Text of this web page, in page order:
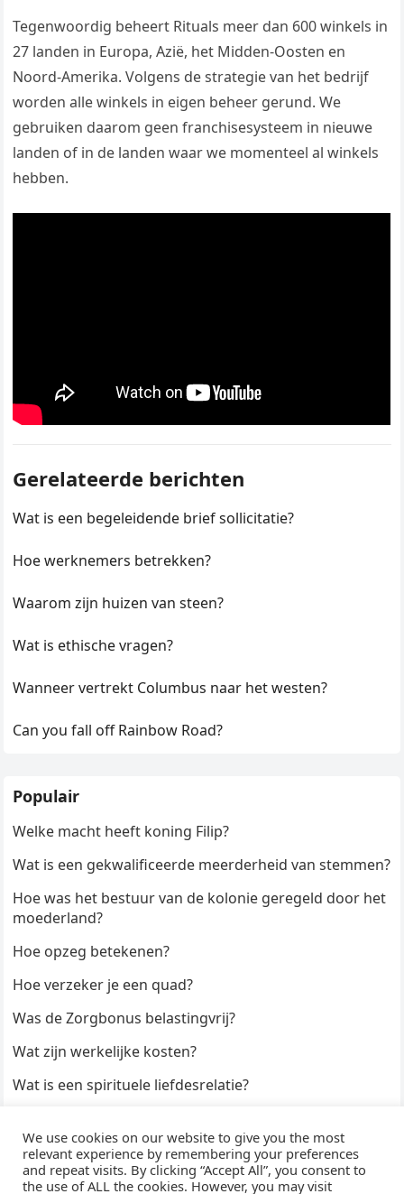
Tegenwoordig beheert Rituals meer dan 600 winkels in
27 landen in Europa, Azië, het Midden-Oosten en
Noord-Amerika. Volgens de strategie van het bedrijf
worden alle winkels in eigen beheer gerund. We
gebruiken daarom geen franchisesysteem in nieuwe
landen of in de landen waar we momenteel al winkels
hebben.
Gerelateerde berichten
Wat is een begeleidende brief sollicitatie?
Hoe werknemers betrekken?
Waarom zijn huizen van steen?
Wat is ethische vragen?
Wanneer vertrekt Columbus naar het westen?
Can you fall off Rainbow Road?
Populair
Welke macht heeft koning Filip?
Wat is een gekwalificeerde meerderheid van stemmen?
Hoe was het bestuur van de kolonie geregeld door het
moederland?
Hoe opzeg betekenen?
Hoe verzeker je een quad?
Was de Zorgbonus belastingvrij?
Wat zijn werkelijke kosten?
Wat is een spirituele liefdesrelatie?
Hoe duur zijn Keukendeurtjes?
We use cookies on our website to give you the most
relevant experience by remembering your preferences
and repeat visits. By clicking “Accept All”, you consent to
the use of ALL the cookies. However, you may visit